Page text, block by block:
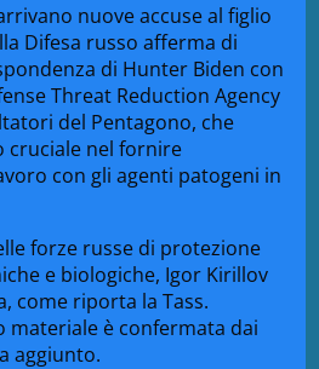
nuove accuse al figlio
Difesa russo afferma di
di Hunter Biden con
Threat Reduction Agency
del Pentagono, che
cruciale nel fornire
con gli agenti patogeni in
forze russe di protezione
e biologiche, Igor Kirillov
come riporta la Tass.
materiale è confermata dai
aggiunto.